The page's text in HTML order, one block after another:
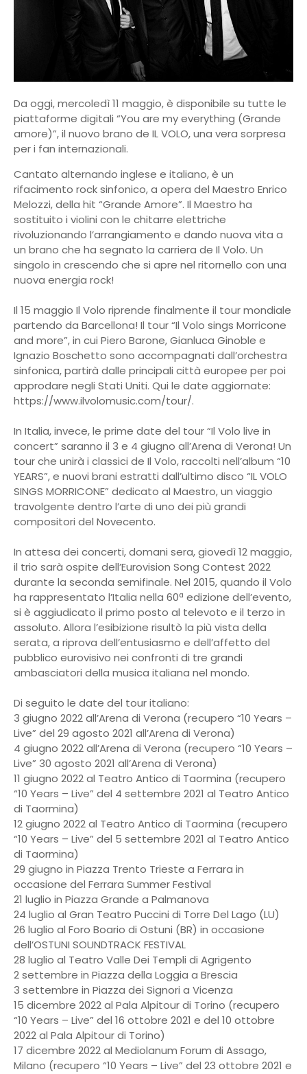
Da oggi, mercoledì 11 maggio, è disponibile su tutte le
piattaforme digitali “You are my everything (Grande
amore)”, il nuovo brano de IL VOLO, una vera sorpresa
per i fan internazionali.
Cantato alternando inglese e italiano, è un
rifacimento rock sinfonico, a opera del Maestro Enrico
Melozzi, della hit “Grande Amore”. Il Maestro ha
sostituito i violini con le chitarre elettriche
rivoluzionando l’arrangiamento e dando nuova vita a
un brano che ha segnato la carriera de Il Volo. Un
singolo in crescendo che si apre nel ritornello con una
nuova energia rock!
Il 15 maggio Il Volo riprende finalmente il tour mondiale
partendo da Barcellona! Il tour “Il Volo sings Morricone
and more”, in cui Piero Barone, Gianluca Ginoble e
Ignazio Boschetto sono accompagnati dall’orchestra
sinfonica, partirà dalle principali città europee per poi
approdare negli Stati Uniti. Qui le date aggiornate:
https://www.ilvolomusic.com/tour/.
In Italia, invece, le prime date del tour “Il Volo live in
concert” saranno il 3 e 4 giugno all’Arena di Verona! Un
tour che unirà i classici de Il Volo, raccolti nell’album “10
YEARS”, e nuovi brani estratti dall’ultimo disco “IL VOLO
SINGS MORRICONE” dedicato al Maestro, un viaggio
travolgente dentro l’arte di uno dei più grandi
compositori del Novecento.
In attesa dei concerti, domani sera, giovedì 12 maggio,
il trio sarà ospite dell’Eurovision Song Contest 2022
durante la seconda semifinale. Nel 2015, quando il Volo
ha rappresentato l’Italia nella 60ª edizione dell’evento,
si è aggiudicato il primo posto al televoto e il terzo in
assoluto. Allora l’esibizione risultò la più vista della
serata, a riprova dell’entusiasmo e dell’affetto del
pubblico eurovisivo nei confronti di tre grandi
ambasciatori della musica italiana nel mondo.
Di seguito le date del tour italiano:
3 giugno 2022 all’Arena di Verona (recupero “10 Years –
Live” del 29 agosto 2021 all’Arena di Verona)
4 giugno 2022 all’Arena di Verona (recupero “10 Years –
Live” 30 agosto 2021 all’Arena di Verona)
11 giugno 2022 al Teatro Antico di Taormina (recupero
“10 Years – Live” del 4 settembre 2021 al Teatro Antico
di Taormina)
12 giugno 2022 al Teatro Antico di Taormina (recupero
“10 Years – Live” del 5 settembre 2021 al Teatro Antico
di Taormina)
29 giugno in Piazza Trento Trieste a Ferrara in
occasione del Ferrara Summer Festival
21 luglio in Piazza Grande a Palmanova
24 luglio al Gran Teatro Puccini di Torre Del Lago (LU)
26 luglio al Foro Boario di Ostuni (BR) in occasione
dell’OSTUNI SOUNDTRACK FESTIVAL
28 luglio al Teatro Valle Dei Templi di Agrigento
2 settembre in Piazza della Loggia a Brescia
3 settembre in Piazza dei Signori a Vicenza
15 dicembre 2022 al Pala Alpitour di Torino (recupero
“10 Years – Live” del 16 ottobre 2021 e del 10 ottobre
2022 al Pala Alpitour di Torino)
17 dicembre 2022 al Mediolanum Forum di Assago,
Milano (recupero “10 Years – Live” del 23 ottobre 2021 e